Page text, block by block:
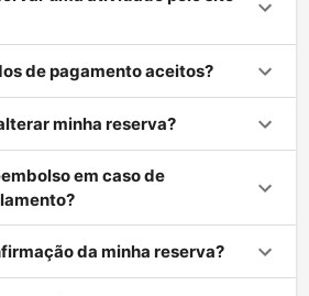
de pagamento aceitos?
minha reserva?
em caso de
da minha reserva?